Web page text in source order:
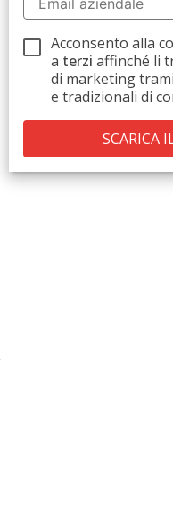
Acconsento alla
a terzi affinché li
di marketing
e tradizionali di